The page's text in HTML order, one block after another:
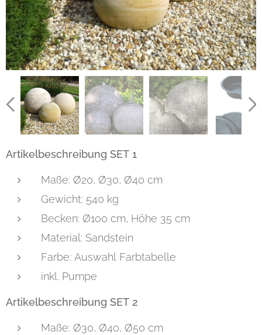
Artikelbeschreibung SET 1
Maße: Ø20, Ø30, Ø40 cm
Gewicht: 540 kg
Becken: Ø100 cm, Höhe 35 cm
Material: Sandstein
Farbe: Auswahl Farbtabelle
inkl. Pumpe
Artikelbeschreibung SET 2
Maße: Ø30, Ø40, Ø50 cm